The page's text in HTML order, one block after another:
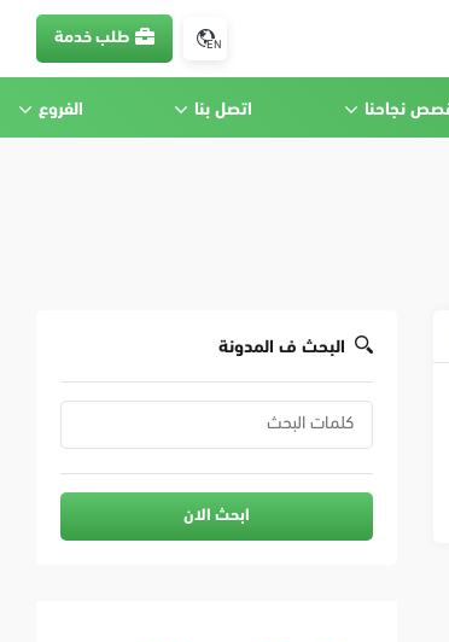
EN طلب خدمة
نجاحنا اتصل بنا الفروع
البحث ف المدونة
ابحث الان